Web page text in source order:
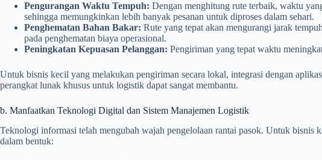
Pengurangan Waktu Tempuh: Dengan menghitung rute terbaik, waktu
sehingga memungkinkan lebih banyak pesanan untuk diproses dalam sehari.
Penghematan Bahan Bakar: Rute yang tepat akan mengurangi jarak
pada penghematan biaya operasional.
Peningkatan Kepuasan Pelanggan: Pengiriman yang tepat waktu
Untuk bisnis kecil yang melakukan pengiriman secara lokal, integrasi dengan
perangkat lunak khusus untuk logistik dapat sangat membantu.
b. Manfaatkan Teknologi Digital dan Sistem Manajemen Logistik
Teknologi informasi telah mengubah wajah pengelolaan rantai pasok. Untuk bisnis
dalam bentuk: